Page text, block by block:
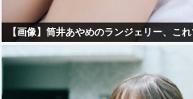
【画像】筒井あやめのランジェリー、こ